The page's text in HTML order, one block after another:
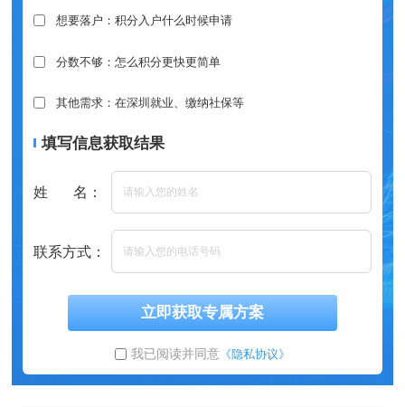
想要落户：积分入户什么时候申请
分数不够：怎么积分更快更简单
其他需求：在深圳就业、缴纳社保等
填写信息获取结果
姓 名：
联系方式：
立即获取专属方案
我已阅读并同意 《隐私协议》